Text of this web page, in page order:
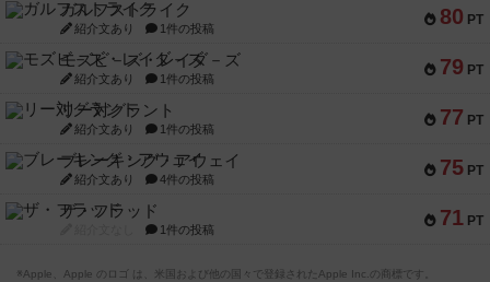
80 PT
ガルフストライク
紹介文あり 1件の投稿
79 PT
モズビ－ズ・レイダ－ズ
紹介文あり 1件の投稿
77 PT
リー対グラント
紹介文あり 1件の投稿
75 PT
ブレーキング・アウェイ
紹介文あり 4件の投稿
71 PT
ザ・フラッド
1件の投稿
※Apple、Apple のロゴ は、米国および他の国々で登録されたApple Inc.の商標です。